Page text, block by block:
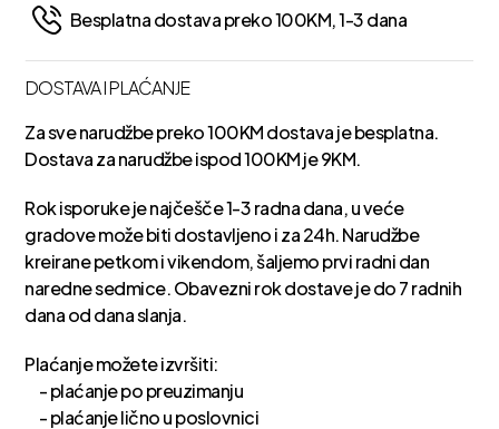
Besplatna dostava preko 100KM, 1-3 dana
DOSTAVA I PLAĆANJE
Za sve narudžbe preko 100KM dostava je besplatna.
Dostava za narudžbe ispod 100KM je 9KM.
Rok isporuke je najčešče 1-3 radna dana, u veće
gradove može biti dostavljeno i za 24h. Narudžbe
kreirane petkom i vikendom, šaljemo prvi radni dan
naredne sedmice. Obavezni rok dostave je do 7 radnih
dana od dana slanja.
Plaćanje možete izvršiti:
- plaćanje po preuzimanju
- plaćanje lično u poslovnici